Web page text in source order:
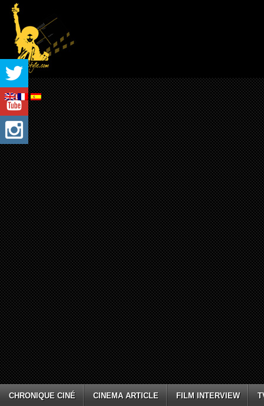
CHRONIQUE CINÉ CINEMA ARTICLE FILM INTERVIEW